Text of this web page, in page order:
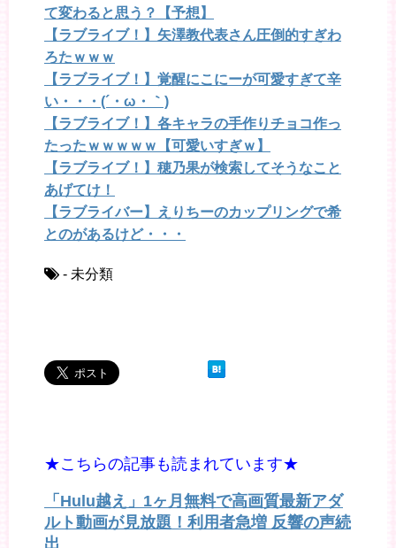
て変わると思う？【予想】
【ラブライブ！】矢澤教代表さん圧倒的すぎわ
ろたｗｗｗ
【ラブライブ！】覚醒にこにーが可愛すぎて辛
い・・・(´・ω・｀)
【ラブライブ！】各キャラの手作りチョコ作っ
たったｗｗｗｗｗ【可愛いすぎｗ】
【ラブライブ！】穂乃果が検索してそうなこと
あげてけ！
【ラブライバー】えりちーのカップリングで希
とのがあるけど・・・
- 未分類
★こちらの記事も読まれています★
「Hulu越え」1ヶ月無料で高画質最新アダ
ルト動画が見放題！利用者急増 反響の声続
出